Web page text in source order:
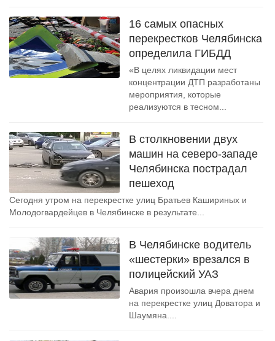
16 самых опасных
перекрестков Челябинска
определила ГИБДД
«В целях ликвидации мест
концентрации ДТП разработаны
мероприятия, которые
реализуются в тесном...
В столкновении двух
машин на северо-западе
Челябинска пострадал
пешеход
Сегодня утром на перекрестке улиц Братьев Кашириных и
Молодогвардейцев в Челябинске в результате...
В Челябинске водитель
«шестерки» врезался в
полицейский УАЗ
Авария произошла вчера днем
на перекрестке улиц Доватора и
Шаумяна....